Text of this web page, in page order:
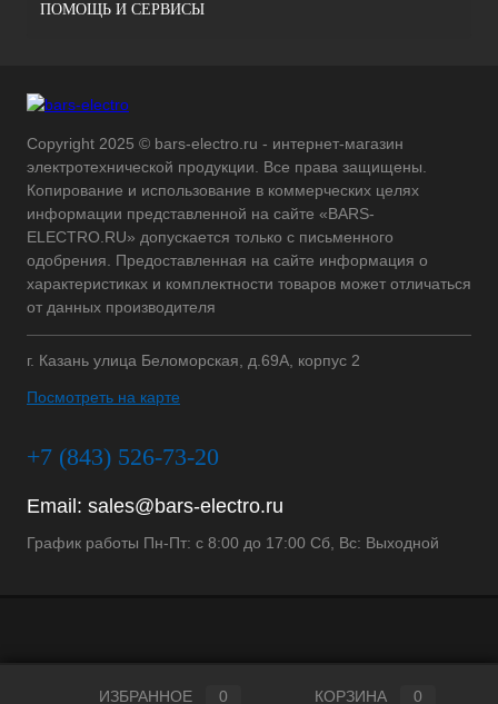
ПОМОЩЬ И СЕРВИСЫ
Copyright 2025 © bars-electro.ru - интернет-магазин
электротехнической продукции. Все права защищены.
Копирование и использование в коммерческих целях
информации представленной на сайте «BARS-
ELECTRO.RU» допускается только с письменного
одобрения. Предоставленная на сайте информация о
характеристиках и комплектности товаров может отличаться
от данных производителя
г. Казань улица Беломорская, д.69А, корпус 2
Посмотреть на карте
+7 (843) 526-73-20
Email: sales@bars-electro.ru
График работы Пн-Пт: с 8:00 до 17:00 Сб, Вс: Выходной
ИЗБРАННОЕ 0 КОРЗИНА 0